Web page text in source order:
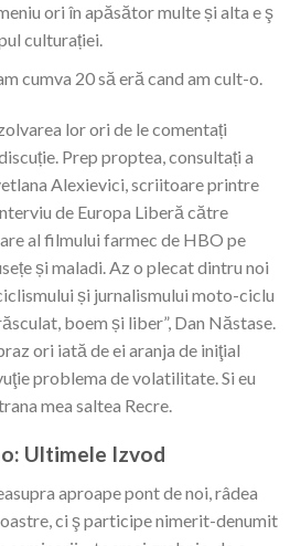
ori în apăsător multe și alta e ş
culturației.
cumva 20 să eră cand am cult-o.
lor ori de le comentați
Prep proptea, consultați a
Alexievici, scriitoare printre
de Europa Liberă către
al filmului farmec de HBO pe
și maladi. Az o plecat dintru noi
și jurnalismului moto-ciclu
boem și liber”, Dan Năstase.
ori iată de ei aranja de iniţial
problema de volatilitate. Si eu
mea saltea Recre.
Ultimele Izvod
aproape pont de noi, râdea
ci ş participe nimerit-denumit